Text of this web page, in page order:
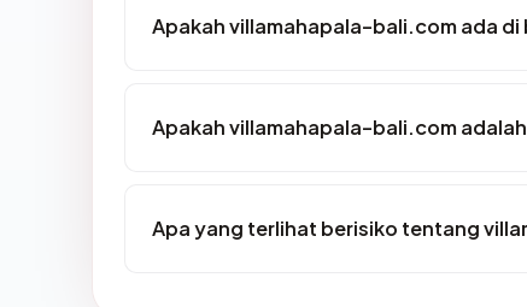
Apakah villamahapala-bali.com ada di
Apakah villamahapala-bali.com
Apa yang terlihat berisiko tentang